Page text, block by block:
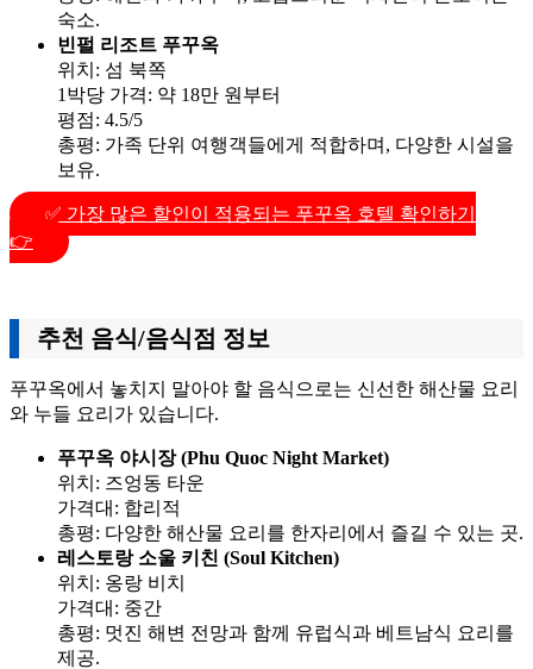
숙소.
빈펄 리조트 푸꾸옥
위치: 섬 북쪽
1박당 가격: 약 18만 원부터
평점: 4.5/5
총평: 가족 단위 여행객들에게 적합하며, 다양한 시설을
보유.
✅ 가장 많은 할인이 적용되는 푸꾸옥 호텔 확인하기
👉
추천 음식/음식점 정보
푸꾸옥에서 놓치지 말아야 할 음식으로는 신선한 해산물 요리
와 누들 요리가 있습니다.
푸꾸옥 야시장 (Phu Quoc Night Market)
위치: 즈엉동 타운
가격대: 합리적
총평: 다양한 해산물 요리를 한자리에서 즐길 수 있는 곳.
레스토랑 소울 키친 (Soul Kitchen)
위치: 옹랑 비치
가격대: 중간
총평: 멋진 해변 전망과 함께 유럽식과 베트남식 요리를
제공.